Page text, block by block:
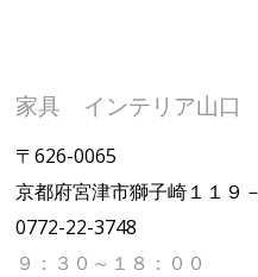
家具 インテリア山口
〒626-0065
京都府宮津市獅子崎１１９
0772-22-3748
９：３０～１８：００